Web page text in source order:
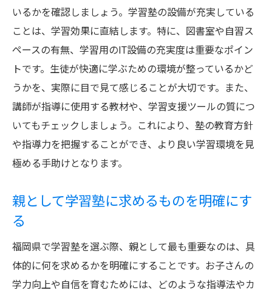
子どもの学習能力を引き出す塾選びの重要性
個々の能力に合った塾選びのポイント
福岡県の学習塾が持つ専門性を活用する
子どもの学習意欲を高める塾の選び方
学習塾選びが将来に与える影響
塾選びが子どもの学びに与えるモチベーシ
ョン
きこと
親として知っておくべき学習環境のポイン
ト
いるかを確認しましょう。学習塾の設備が充実している
ことは、学習効果に直結します。特に、図書室や自習ス
ペースの有無、学習用のIT設備の充実度は重要なポイン
トです。生徒が快適に学ぶための環境が整っているかど
うかを、実際に目で見て感じることが大切です。また、
講師が指導に使用する教材や、学習支援ツールの質につ
いてもチェックしましょう。これにより、塾の教育方針
や指導力を把握することができ、より良い学習環境を見
極める手助けとなります。
親として学習塾に求めるものを明確にす
る
福岡県で学習塾を選ぶ際、親として最も重要なのは、具
体的に何を求めるかを明確にすることです。お子さんの
学力向上や自信を育むためには、どのような指導法やカ